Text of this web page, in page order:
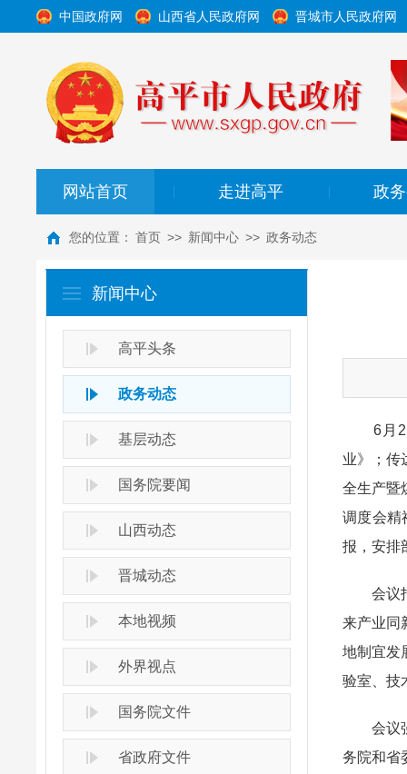
中国政府网 山西省人民政府网 晋城市人民政府网
网站首页 走进高平 政
您的位置： 首页 >> 新闻中心 >> 政务动态
新闻中心
高平头条
政务动态
基层动态
国务院要闻
山西动态
晋城动态
本地视频
外界视点
国务院文件
省政府文件
6月2日
业》；传
全生产暨
调度会精
报，安排
会议指
来产业同
地制宜发
验室、技
会议强
务院和省